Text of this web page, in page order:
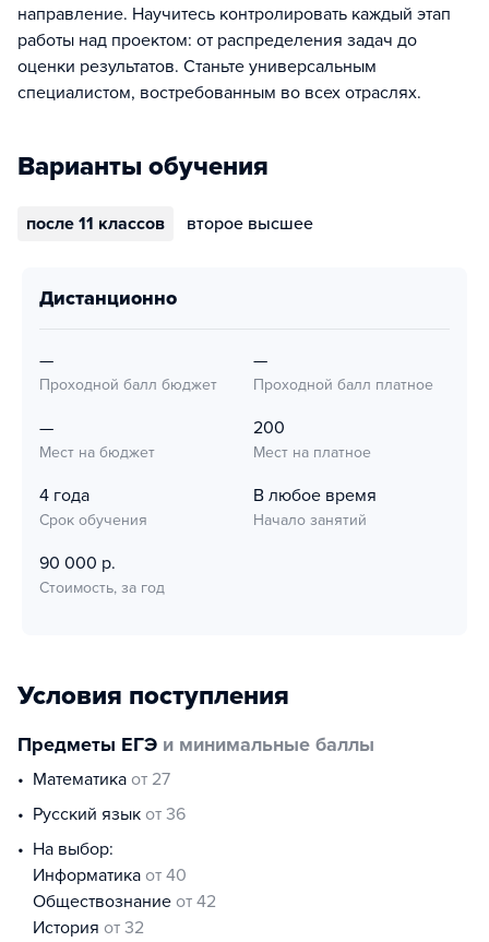
направление. Научитесь контролировать каждый этап
работы над проектом: от распределения задач до
оценки результатов. Станьте универсальным
специалистом, востребованным во всех отраслях.
Варианты обучения
после 11 классов второе высшее
дистанционно
—
Проходной балл бюджет
—
Проходной балл платное
—
Мест на бюджет
200
Мест на платное
4 года
Срок обучения
В любое время
Начало занятий
90 000 р.
Стоимость, за год
Условия поступления
Предметы ЕГЭ и минимальные баллы
математика от 27
русский язык от 36
На выбор:
информатика от 40
обществознание от 42
история от 32